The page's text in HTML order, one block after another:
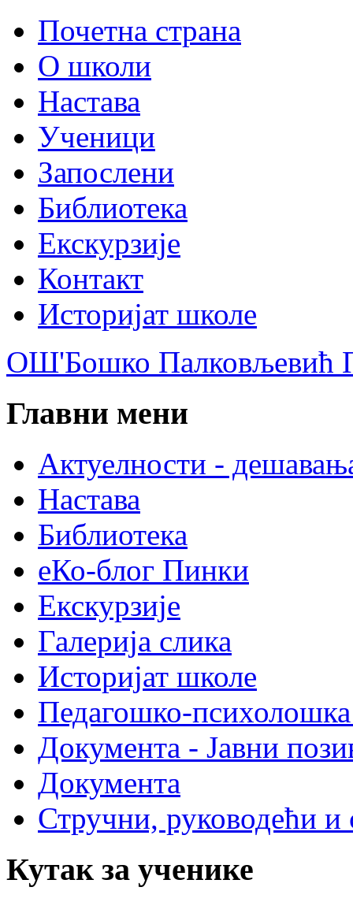
Почетна страна
О школи
Настава
Ученици
Запослени
Библиотека
Екскурзије
Контакт
Историјат школе
ОШ'Бошко Палковљевић
Главни мени
Актуелности -
Настава
Библиотека
еКо-блог Пинки
Екскурзије
Галерија слика
Историјат школе
Педагошко-психолошка
Документа - Јавни
Документа
Стручни, руководећи и
Кутак за ученике